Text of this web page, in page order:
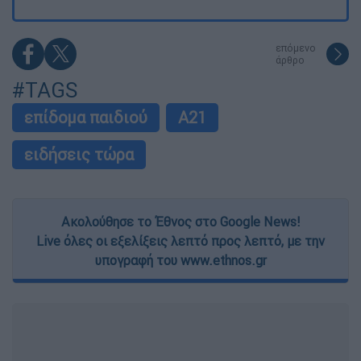
επόμενο
άρθρο
#TAGS
επίδομα παιδιού
Α21
ειδήσεις τώρα
Ακολούθησε το Έθνος στο Google News!
Live όλες οι εξελίξεις λεπτό προς λεπτό, με την
υπογραφή του www.ethnos.gr